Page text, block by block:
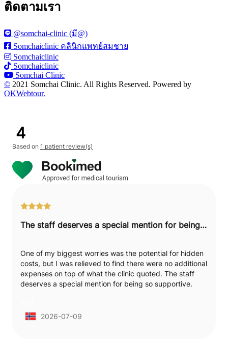
ติดตามเรา
@somchai-clinic (มี@)
Somchaiclinic คลินิกแพทย์สมชาย
Somchaiclinic
Somchaiclinic
Somchai Clinic
© 2021 Somchai Clinic. All Rights Reserved. Powered by
OKWebtour.
4
Based on 1 patient review(s)
The staff deserves a special mention for being so supportive.
One of my biggest worries was the potential for hidden
costs, but I was relieved to find there were no additional
expenses on top of what the clinic quoted. The staff
deserves a special mention for being so supportive.
traditional liposuction on two areas. What stood out
2026-07-09